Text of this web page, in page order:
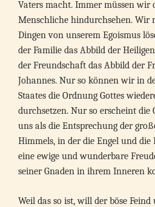
Vaters macht. Immer müssen wir
Menschliche hindurchsehen. Wir
Dingen von unserem Egoismus
der Familie das Abbild der
der Freundschaft das Abbild der
Johannes. Nur so können wir in
Staates die Ordnung Gottes
durchsetzen. Nur so erscheint die
uns als die Entsprechung der
Himmels, in der die Engel und die
eine ewige und wunderbare
seiner Gnaden in ihrem Inneren
Weil das so ist, will der böse